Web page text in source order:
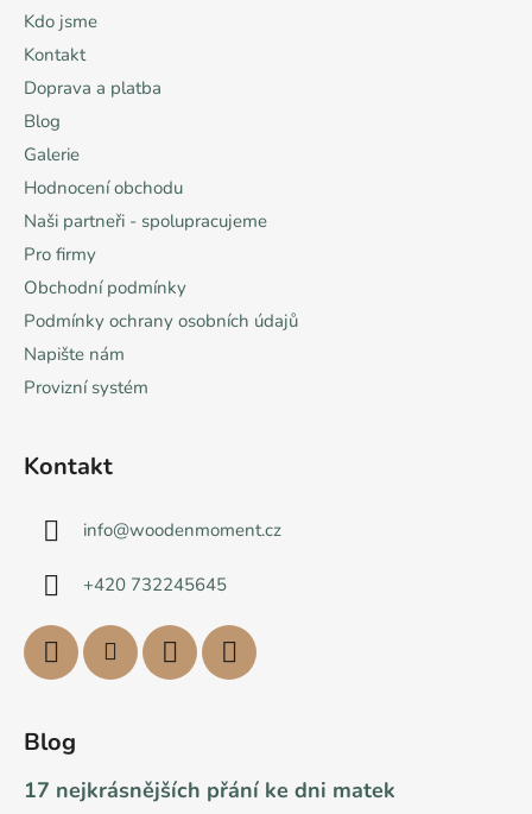
Kdo jsme
Kontakt
Doprava a platba
Blog
Galerie
Hodnocení obchodu
Naši partneři - spolupracujeme
Pro firmy
Obchodní podmínky
Podmínky ochrany osobních údajů
Napište nám
Provizní systém
Kontakt
info@woodenmoment.cz
+420 732245645
Blog
17 nejkrásnějších přání ke dni matek